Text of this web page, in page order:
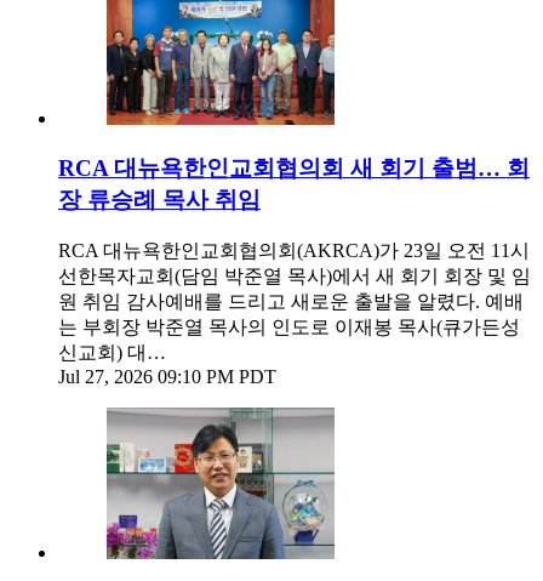
RCA 대뉴욕한인교회협의회 새 회기 출범… 회
장 류승례 목사 취임
RCA 대뉴욕한인교회협의회(AKRCA)가 23일 오전 11시
선한목자교회(담임 박준열 목사)에서 새 회기 회장 및 임
원 취임 감사예배를 드리고 새로운 출발을 알렸다. 예배
는 부회장 박준열 목사의 인도로 이재봉 목사(큐가든성
신교회) 대…
Jul 27, 2026 09:10 PM PDT